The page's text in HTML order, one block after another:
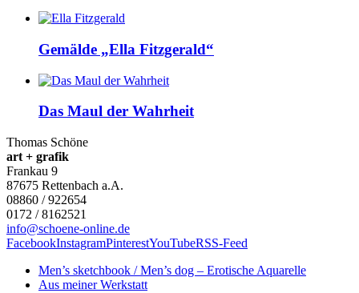
Gemälde „Ella Fitzgerald“
Das Maul der Wahrheit
Thomas Schöne
art + grafik
Frankau 9
87675 Rettenbach a.A.
08860 / 922654
0172 / 8162521
info@schoene-online.de
FacebookInstagramPinterestYouTubeRSS-Feed
Men’s sketchbook / Men’s dog – Erotische Aquarelle
Aus meiner Werkstatt